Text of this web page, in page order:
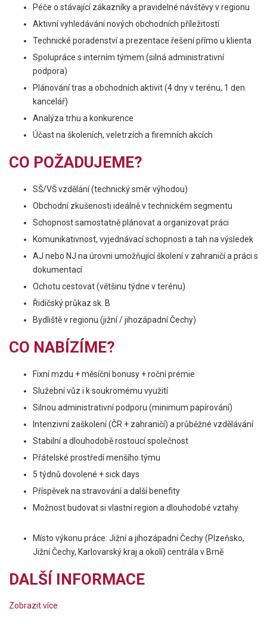
Péče o stávající zákazníky a pravidelné návštěvy v regionu
Aktivní vyhledávání nových obchodních příležitostí
Technické poradenství a prezentace řešení přímo u klienta
Spolupráce s interním týmem (silná administrativní
podpora)
Plánování tras a obchodních aktivit (4 dny v terénu, 1 den
kancelář)
Analýza trhu a konkurence
Účast na školeních, veletrzích a firemních akcích
CO POŽADUJEME?
SŠ/VŠ vzdělání (technický směr výhodou)
Obchodní zkušenosti ideálně v technickém segmentu
Schopnost samostatně plánovat a organizovat práci
Komunikativnost, vyjednávací schopnosti a tah na výsledek
AJ nebo NJ na úrovni umožňující školení v zahraničí a práci s
dokumentací
Ochotu cestovat (většinu týdne v terénu)
Řidičský průkaz sk. B
Bydliště v regionu (jižní / jihozápadní Čechy)
CO NABÍZÍME?
Fixní mzdu + měsíční bonusy + roční prémie
Služební vůz i k soukromému využití
Silnou administrativní podporu (minimum papírování)
Intenzivní zaškolení (ČR + zahraničí) a průběžné vzdělávání
Stabilní a dlouhodobě rostoucí společnost
Přátelské prostředí menšího týmu
5 týdnů dovolené + sick days
Příspěvek na stravování a další benefity
Možnost budovat si vlastní region a dlouhodobé vztahy
Místo výkonu práce: Jižní a jihozápadní Čechy (Plzeňsko,
Jižní Čechy, Karlovarský kraj a okolí) centrála v Brně
DALŠÍ INFORMACE
Zobrazit více